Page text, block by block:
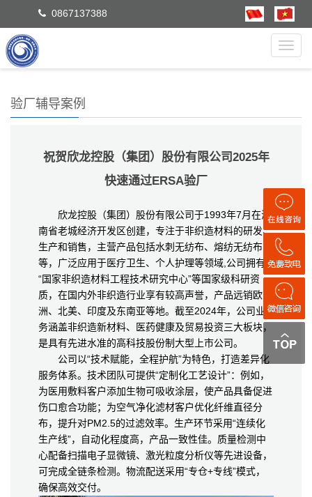
0867137388
验厂辅导案例
祝贺欣龙控股（集团）股份有限公司2025年
快速通过ERSA验厂
欣龙控股（集团）股份有限公司于1993年7月在海
南省老城经济开发区创建，专注于非织造材料的研发、
生产和销售，主营产品包括水刺无纺布、熔纺无纺布
等，广泛应用于医疗卫生、个人护理等领域,公司拥有
“国家非织造材料工程技术研究中心”等国家级科研资
质，在国内外非织造行业享有较高声誉，产品远销欧
洲、北美、印度及东南亚等地。截至2024年，公司业
务涵盖非织造新材料、医药健康及贸易投资三大板块，
是具有先进水准的高科技股份制大型上市公司。
公司以“技术赋能，全程护航”为特色，打造差异化
服务体系。技术团队可提供“定制化工艺设计”：例如，
为医用敷料客户添加生物可吸收涂层，使产品具备促进
伤口愈合功能；为空气净化滤材客户优化纤维直径分
布，提升对PM2.5的过滤效率。生产环节采用“连续化
生产线”，自动化程度高，产品一致性佳。质量检测中
心配备扫描电子显微镜、激光粒度分析仪等先进设备，
可完成全链条检测。物流配送采用“专仓+专线”模式，
确保高效交付。